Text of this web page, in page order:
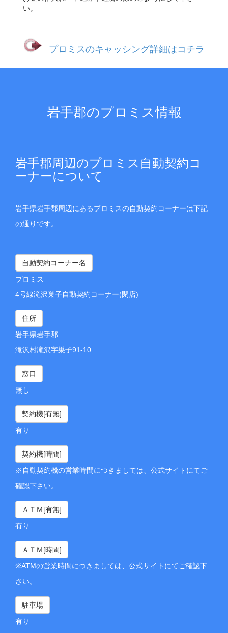
い。
プロミスのキャッシング詳細はコチラ
岩手郡のプロミス情報
岩手郡周辺のプロミス自動契約コ
ーナーについて
岩手県岩手郡周辺にあるプロミスの自動契約コーナーは下記
の通りです。
自動契約コーナー名
プロミス
4号線滝沢巣子自動契約コーナー(閉店)
住所
岩手県岩手郡
滝沢村滝沢字巣子91-10
窓口
無し
契約機[有無]
有り
契約機[時間]
※自動契約機の営業時間につきましては、公式サイトにてご
確認下さい。
ＡＴＭ[有無]
有り
ＡＴＭ[時間]
※ATMの営業時間につきましては、公式サイトにてご確認下
さい。
駐車場
有り